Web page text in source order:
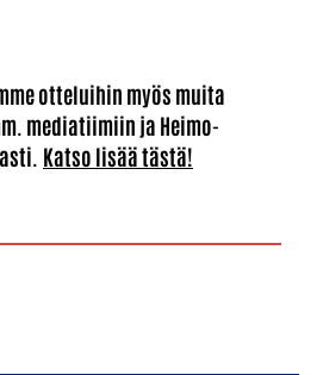
otteluihin myös muita
mediatiimiin ja Heimo-
Katso lisää tästä!